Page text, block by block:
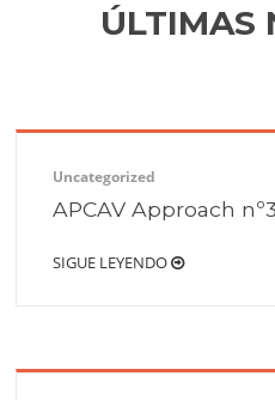
ÚLTIMAS
Uncategorized
APCAV Approach
SIGUE LEYENDO